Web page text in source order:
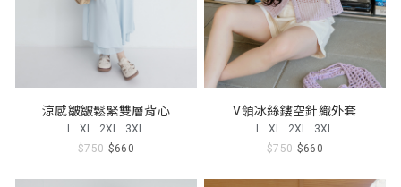
涼感皺皺鬆緊雙層背心
L XL 2XL 3XL
$750 $660
V領冰絲鏤空針織外套
L XL 2XL 3XL
$750 $660